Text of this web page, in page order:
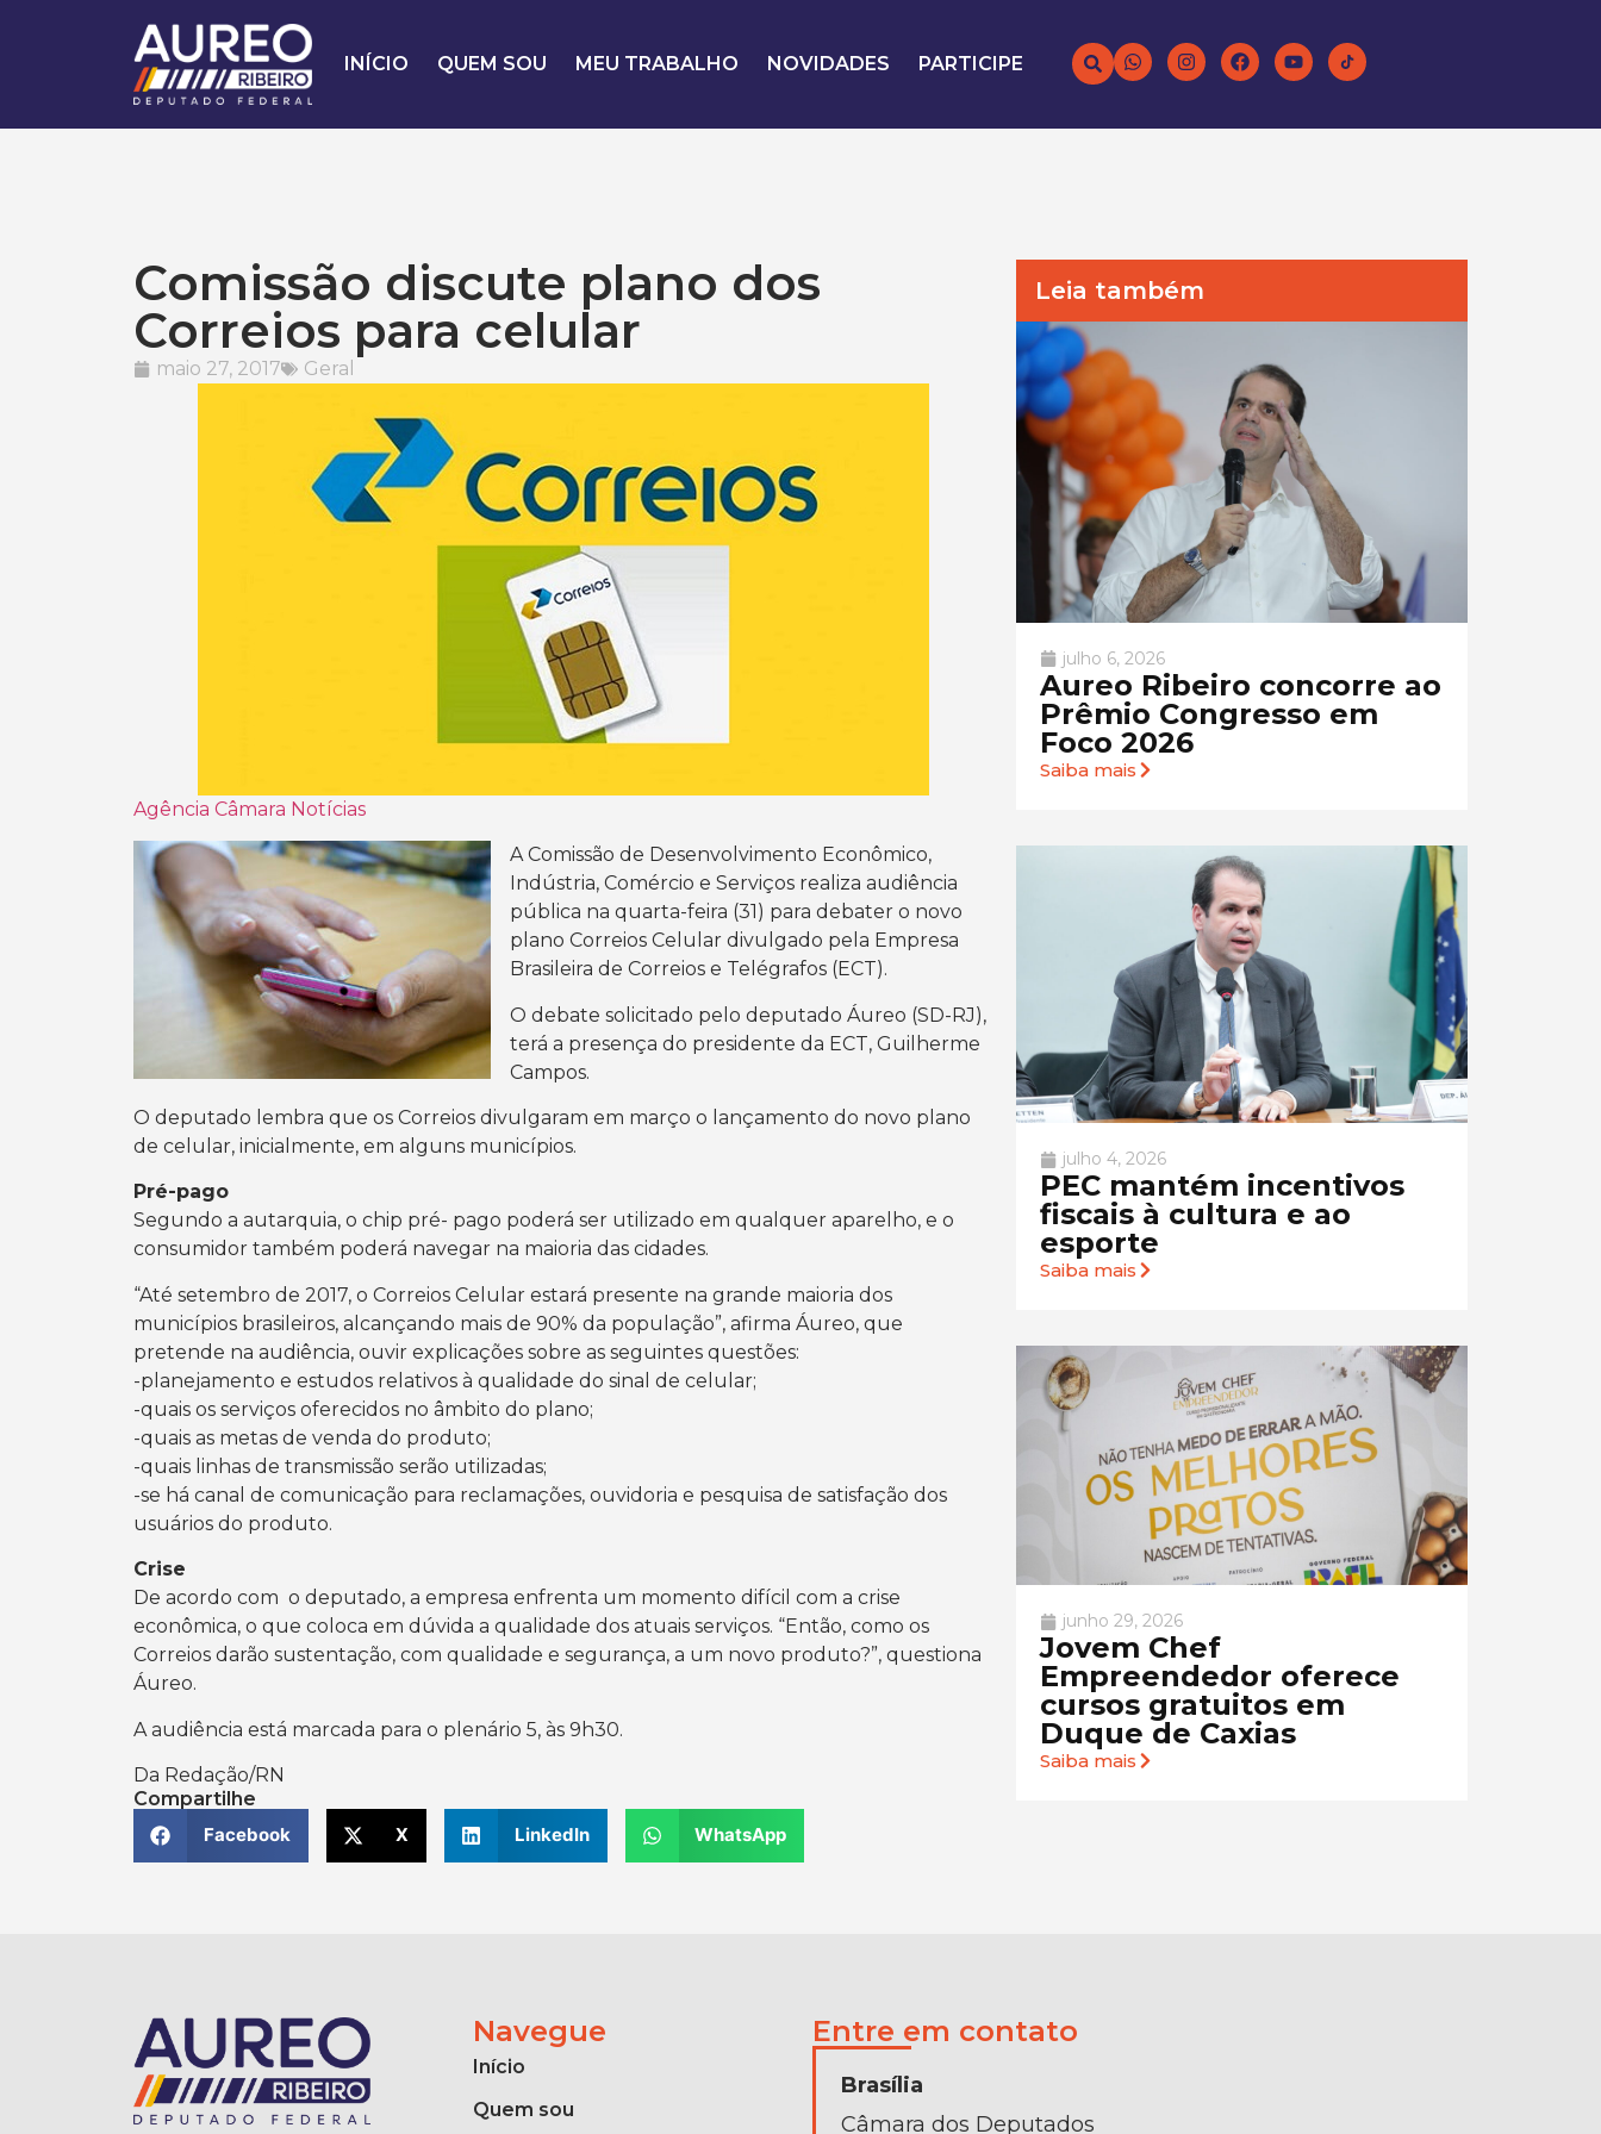
INÍCIO QUEM SOU MEU TRABALHO NOVIDADES PARTICIPE
Comissão discute plano dos
Correios para celular
maio 27, 2017 Geral
Agência Câmara Notícias
A Comissão de Desenvolvimento Econômico,
Indústria, Comércio e Serviços realiza audiência
pública na quarta-feira (31) para debater o novo
plano Correios Celular divulgado pela Empresa
Brasileira de Correios e Telégrafos (ECT).
O debate solicitado pelo deputado Áureo (SD-RJ),
terá a presença do presidente da ECT, Guilherme
Campos.
O deputado lembra que os Correios divulgaram em março o lançamento do novo plano
de celular, inicialmente, em alguns municípios.
Pré-pago
Segundo a autarquia, o chip pré- pago poderá ser utilizado em qualquer aparelho, e o
consumidor também poderá navegar na maioria das cidades.
“Até setembro de 2017, o Correios Celular estará presente na grande maioria dos
municípios brasileiros, alcançando mais de 90% da população”, afirma Áureo, que
pretende na audiência, ouvir explicações sobre as seguintes questões:
-planejamento e estudos relativos à qualidade do sinal de celular;
-quais os serviços oferecidos no âmbito do plano;
-quais as metas de venda do produto;
-quais linhas de transmissão serão utilizadas;
-se há canal de comunicação para reclamações, ouvidoria e pesquisa de satisfação dos
usuários do produto.
Crise
De acordo com o deputado, a empresa enfrenta um momento difícil com a crise
econômica, o que coloca em dúvida a qualidade dos atuais serviços. “Então, como os
Correios darão sustentação, com qualidade e segurança, a um novo produto?”, questiona
Áureo.
A audiência está marcada para o plenário 5, às 9h30.
Da Redação/RN
Compartilhe
Facebook
X LinkedIn WhatsApp
Leia também
julho 6, 2026
Aureo Ribeiro concorre ao
Prêmio Congresso em
Foco 2026
Saiba mais
julho 4, 2026
PEC mantém incentivos
fiscais à cultura e ao
esporte
Saiba mais
junho 29, 2026
Jovem Chef
Empreendedor oferece
cursos gratuitos em
Duque de Caxias
Saiba mais
Navegue
Início
Quem sou
Entre em contato
Brasília
Câmara dos Deputados